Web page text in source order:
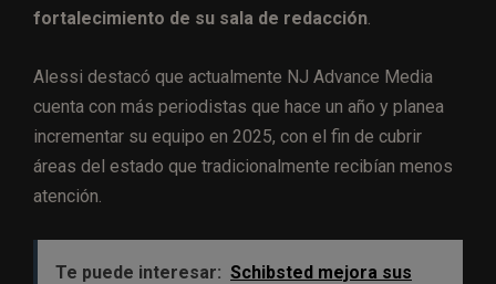
fortalecimiento de su sala de redacción
Alessi destacó que actualmente NJ Advance Media
cuenta con más periodistas que hace un año y planea
incrementar su equipo en 2025, con el fin de cubrir
áreas del estado que tradicionalmente recibían menos
atención.
Te puede interesar: Schibsted mejora sus